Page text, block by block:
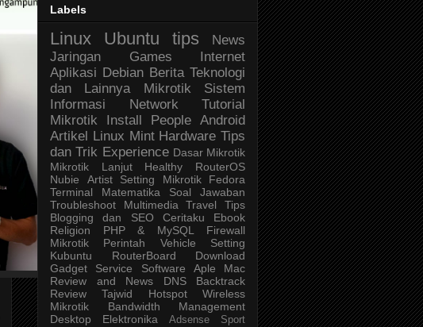
Labels
Linux Ubuntu tips
News
Jaringan
Games
Internet
Aplikasi Debian Berita Teknologi
dan Lainnya
Mikrotik
Sistem
Informasi
Network
Tutorial
Mikrotik
Install People Android
Artikel
Linux Mint Hardware Tips
dan Trik Experience Dasar Mikrotik
Mikrotik Lanjut
Healthy
RouterOS
Nubie
Artist Setting Mikrotik
Fedora
Terminal
Matematika
Soal Jawaban
Troubleshoot
Multimedia Travel
Tips
Blogging dan SEO
Ceritaku
Ebook
Religion
PHP & MySQL
Firewall
Mikrotik
Perintah Vehicle
Setting
Kubuntu
RouterBoard
Download
Gadget
Service Software
Aple Mac
Review and News
DNS
Backtrack
Review
Tajwid Hotspot
Wireless
Mikrotik
Bandwidth Management
Desktop
Elektronika Adsense
Sport